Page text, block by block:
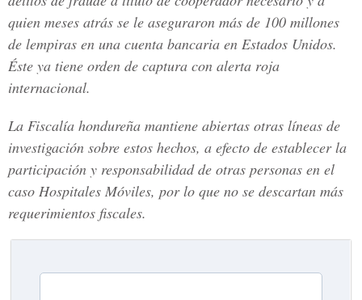
quien meses atrás se le aseguraron más de 100 millones
de lempiras en una cuenta bancaria en Estados Unidos.
Éste ya tiene orden de captura con alerta roja
internacional.
La Fiscalía hondureña mantiene abiertas otras líneas de
investigación sobre estos hechos, a efecto de establecer la
participación y responsabilidad de otras personas en el
caso Hospitales Móviles, por lo que no se descartan más
requerimientos fiscales.